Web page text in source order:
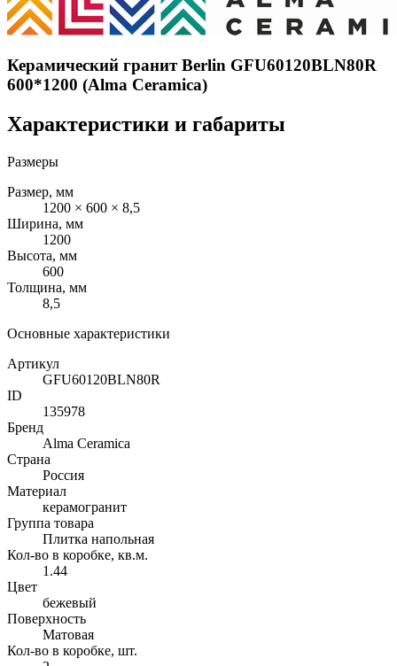
Керамический гранит Berlin GFU60120BLN80R
600*1200 (Alma Ceramica)
Характеристики и габариты
Размеры
Размер, мм
1200 × 600 × 8,5
Ширина, мм
1200
Высота, мм
600
Толщина, мм
8,5
Основные характеристики
Артикул
GFU60120BLN80R
ID
135978
Бренд
Alma Ceramica
Страна
Россия
Материал
керамогранит
Группа товара
Плитка напольная
Кол-во в коробке, кв.м.
1.44
Цвет
бежевый
Поверхность
Матовая
Кол-во в коробке, шт.